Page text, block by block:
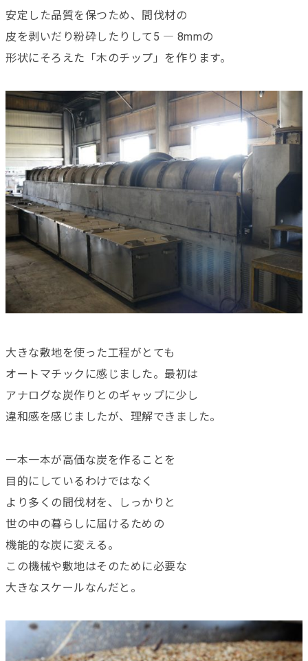
安定した品質を保つため、間伐材の
皮を剥いだり粉砕したりして5 ― 8mmの
形状にそろえた「木のチップ」を作ります。
大きな敷地を使った工程がとても
オートマチックに感じました。最初は
アナログな炭作りとのギャップに少し
違和感を感じましたが、理解できました。
一本一本が高価な炭を作ることを
目的にしているわけではなく
より多くの間伐材を、しっかりと
世の中の暮らしに届けるための
機能的な炭に変える。
この機械や敷地はそのために必要な
大きなスケールなんだと。